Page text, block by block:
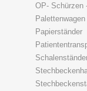
OP- Schürzen
Palettenwagen
Papierständer